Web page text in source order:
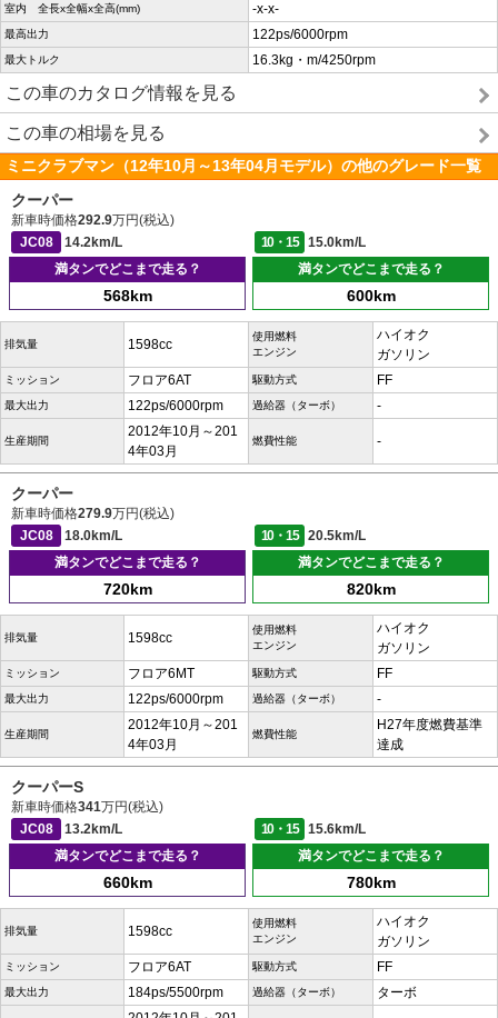
室内 全長x全幅x全高(mm) -x-x-
最高出力 122ps/6000rpm
最大トルク 16.3kg・m/4250rpm
この車のカタログ情報を見る
この車の相場を見る
ミニクラブマン（12年10月～13年04月モデル）の他のグレード一覧
クーパー
新車時価格292.9万円(税込)
JC08
14.2km/L 10・15
15.0km/L
満タンでどこまで走る？
568km
満タンでどこまで走る？
600km
排気量 1598cc
使用燃料
エンジン
ハイオク
ガソリン
ミッション フロア6AT 駆動方式 FF
最大出力 122ps/6000rpm 過給器（ターボ） -
生産期間
2012年10月～201
4年03月
燃費性能 -
クーパー
新車時価格279.9万円(税込)
JC08
18.0km/L 10・15
20.5km/L
満タンでどこまで走る？
720km
満タンでどこまで走る？
820km
排気量 1598cc
使用燃料
エンジン
ハイオク
ガソリン
ミッション フロア6MT 駆動方式 FF
最大出力 122ps/6000rpm 過給器（ターボ） -
生産期間
2012年10月～201
4年03月
燃費性能
H27年度燃費基準
達成
クーパーS
新車時価格341万円(税込)
JC08
13.2km/L 10・15
15.6km/L
満タンでどこまで走る？
660km
満タンでどこまで走る？
780km
排気量 1598cc
使用燃料
エンジン
ハイオク
ガソリン
ミッション フロア6AT 駆動方式 FF
最大出力 184ps/5500rpm 過給器（ターボ）
ターボ